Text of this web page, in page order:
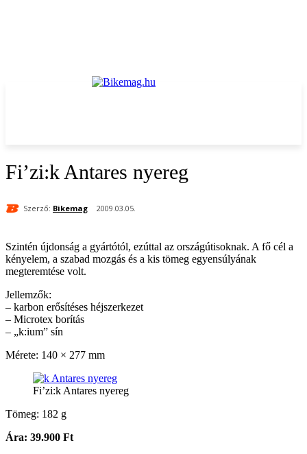
Fi’zi:k Antares nyereg
Szerző: Bikemag 2009.03.05.
Szintén újdonság a gyártótól, ezúttal az országútisoknak. A fő cél a
kényelem, a szabad mozgás és a kis tömeg egyensúlyának
megteremtése volt.
Jellemzők:
– karbon erősítéses héjszerkezet
– Microtex borítás
– „k:ium” sín
Mérete: 140 × 277 mm
Fi’zi:k Antares nyereg
Tömeg: 182 g
Ára: 39.900 Ft